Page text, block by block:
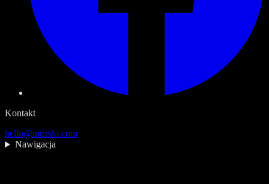
Kontakt
hello@intredo.com
Nawigacja